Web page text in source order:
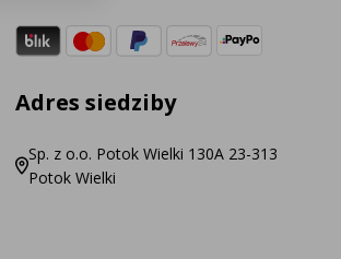
Adres siedziby
Sp. z o.o. Potok Wielki 130A 23-313
Potok Wielki